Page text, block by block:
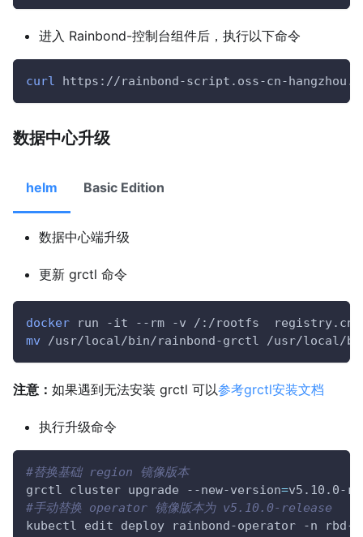
进入 Rainbond-控制台组件后，执行以下命令
curl https://rainbond-script.oss-cn-
数据中心升级
helm Basic Edition
数据中心端升级
更新 grctl 命令
docker run -it --rm -v /:/rootfs  registry.cn-
mv /usr/local/bin/rainbond-grctl /usr/local/
注意： 如果遇到无法安装 grctl 可以参考grctl安装文档
执行升级命令
#替换基础 region 镜像版本
grctl cluster upgrade --new-version=v5.10.0-
#手动替换 operator 镜像版本为 v5.10.0-release
kubectl edit deploy rainbond-operator -n rbd-